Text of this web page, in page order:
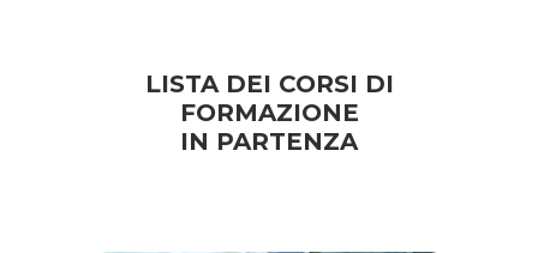
LISTA DEI CORSI DI
FORMAZIONE
IN PARTENZA